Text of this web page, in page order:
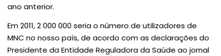
ano anterior.
Em 2011, 2 000 000 seria o número de utilizadores de
MNC no nosso país, de acordo com as declarações do
Presidente da Entidade Reguladora da Saúde ao jornal